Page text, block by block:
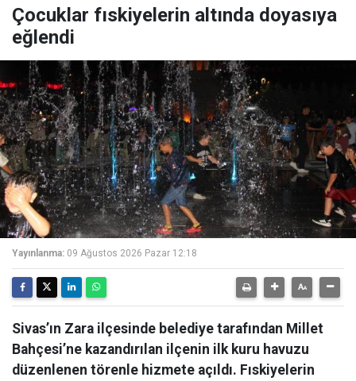
Çocuklar fıskiyelerin altında doyasıya
eğlendi
Yayınlanma: 09 Ağustos 2026 Pazar 12:18
Sivas’ın Zara ilçesinde belediye tarafından Millet
Bahçesi’ne kazandırılan ilçenin ilk kuru havuzu
düzenlenen törenle hizmete açıldı. Fıskiyelerin